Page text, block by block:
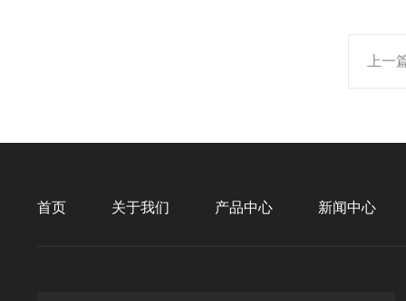
上一
首页 关于我们 产品中心 新闻中心